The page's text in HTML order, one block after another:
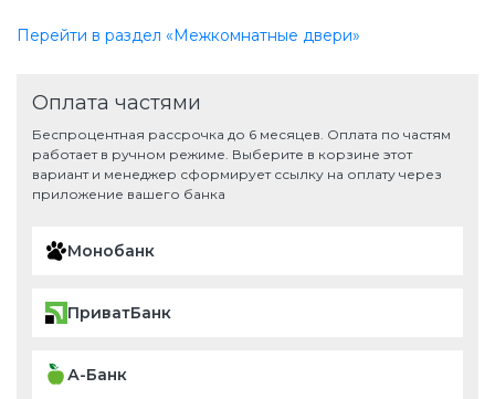
Перейти в раздел «Межкомнатные двери»
Оплата частями
Беспроцентная рассрочка до 6 месяцев. Оплата по частям
работает в ручном режиме. Выберите в корзине этот
вариант и менеджер сформирует ссылку на оплату через
приложение вашего банка
Монобанк
ПриватБанк
А-Банк